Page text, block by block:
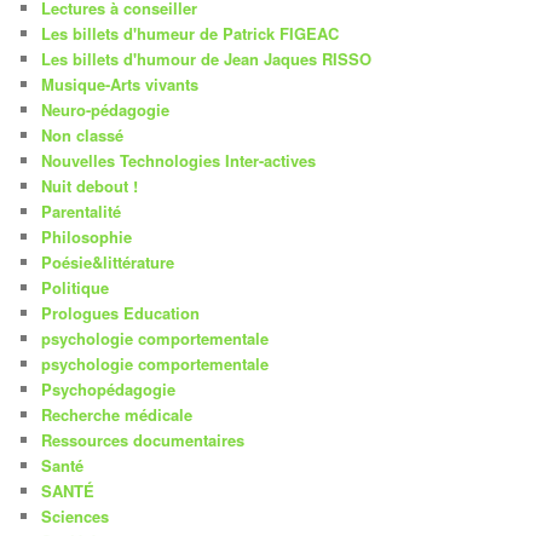
Lectures à conseiller
Les billets d'humeur de Patrick FIGEAC
Les billets d'humour de Jean Jaques RISSO
Musique-Arts vivants
Neuro-pédagogie
Non classé
Nouvelles Technologies Inter-actives
Nuit debout !
Parentalité
Philosophie
Poésie&littérature
Politique
Prologues Education
psychologie comportementale
psychologie comportementale
Psychopédagogie
Recherche médicale
Ressources documentaires
Santé
SANTÉ
Sciences